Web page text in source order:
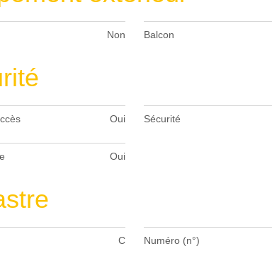
Non Balcon
Oui Sécurité
Oui
C Numéro (n°)